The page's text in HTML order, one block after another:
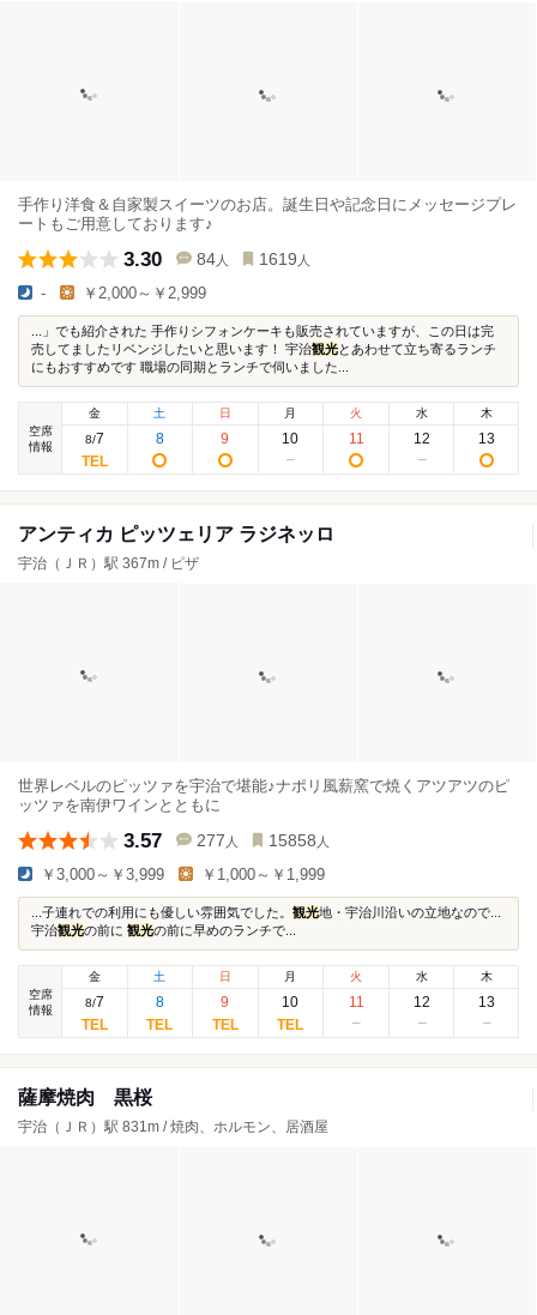
手作り洋食＆自家製スイーツのお店。誕生日や記念日にメッセージプレ
ートもご用意しております♪
3.30 84 人 1619 人
- ￥2,000～￥2,999
...」でも紹介された 手作りシフォンケーキも販売されていますが、この日は完
売してましたリベンジしたいと思います！ 宇治観光とあわせて立ち寄るランチ
にもおすすめです 職場の同期とランチで伺いました...
空席
情報
金
8/7
土
8
日
9
月
10
火
11
水
12
木
13
アンティカ ピッツェリア ラジネッロ
宇治（ＪＲ）駅 367m / ピザ
世界レベルのピッツァを宇治で堪能♪ナポリ風薪窯で焼くアツアツのピ
ッツァを南伊ワインとともに
3.57 277 人 15858 人
￥3,000～￥3,999 ￥1,000～￥1,999
...子連れでの利用にも優しい雰囲気でした。 観光地・宇治川沿いの立地なので...
宇治観光の前に 観光の前に早めのランチで...
空席
情報
金
8/7
土
8
日
9
月
10
火
11
水
12
木
13
薩摩焼肉 黒桜
宇治（ＪＲ）駅 831m / 焼肉、ホルモン、居酒屋